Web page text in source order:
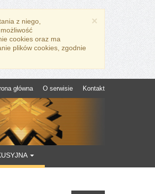
×
z niego,
cookies oraz ma
plików cookies, zgodnie
główna O serwisie Kontakt